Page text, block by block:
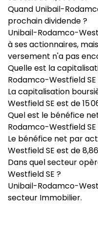
Quand Unibail-
prochain dividende ?
Unibail-Rodamco-
à ses actionnaires,
versement n'a pas
Quelle est la
Rodamco-Westfield SE
La capitalisation
Westfield SE est de 15
Quel est le bénéfice
Rodamco-Westfield SE
Le bénéfice net par
Westfield SE est de
Dans quel secteur
Westfield SE ?
Unibail-Rodamco-
secteur Immobilier.